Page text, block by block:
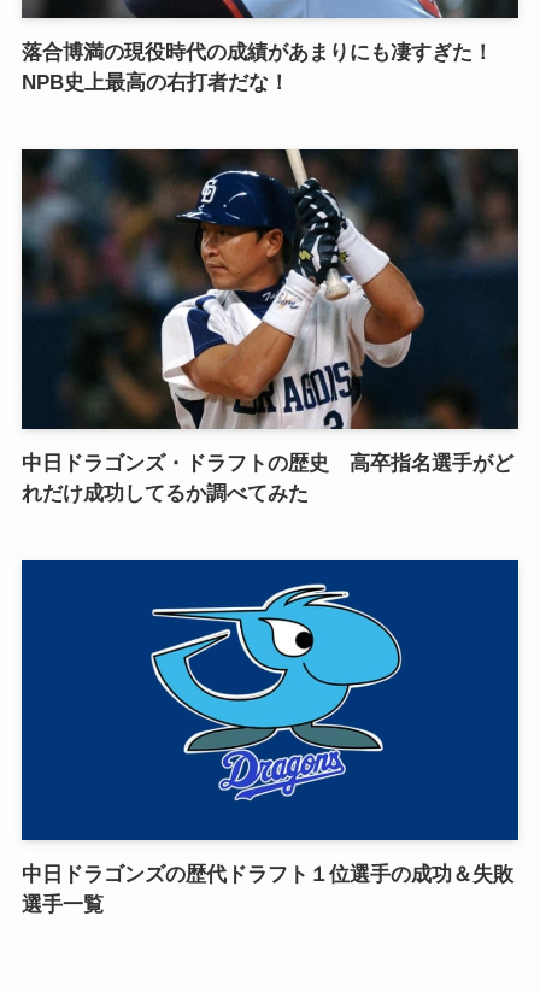
落合博満の現役時代の成績があまりにも凄すぎた！
NPB史上最高の右打者だな！
中日ドラゴンズ・ドラフトの歴史 高卒指名選手がど
れだけ成功してるか調べてみた
中日ドラゴンズの歴代ドラフト１位選手の成功＆失敗
選手一覧